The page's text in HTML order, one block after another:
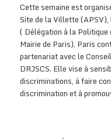
Cette semaine est
Site de la Villette
( Délégation à la
Mairie de Paris), Paris
partenariat avec le
DRJSCS. Elle vise à
discriminations, à faire
discrimination et à